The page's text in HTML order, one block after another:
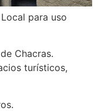
para uso
Chacras.
turísticos,